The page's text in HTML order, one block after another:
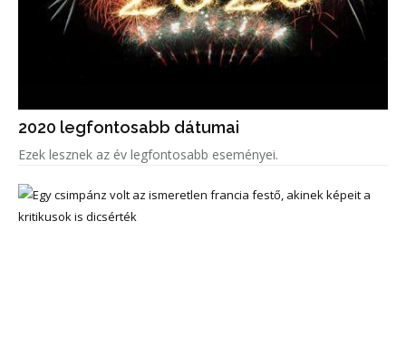
2020 legfontosabb dátumai
Ezek lesznek az év legfontosabb eseményei.